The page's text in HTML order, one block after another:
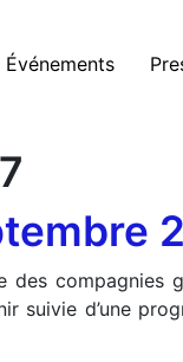
Événements
des compagnies
suivie d’une